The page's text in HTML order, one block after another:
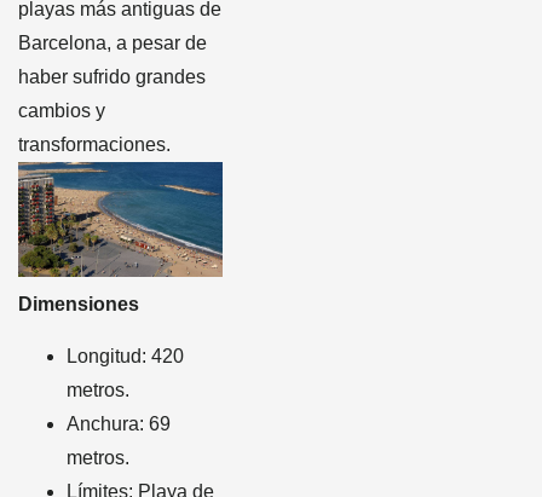
playas más antiguas de
Barcelona, a pesar de
haber sufrido grandes
cambios y
transformaciones.
Dimensiones
Longitud: 420
metros.
Anchura: 69
metros.
Límites: Playa de